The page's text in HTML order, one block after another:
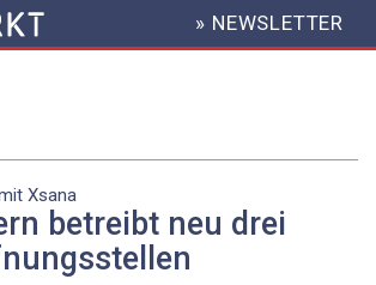
HEADER
MENU
» NEWSLETTER
Xsana
betreibt neu drei